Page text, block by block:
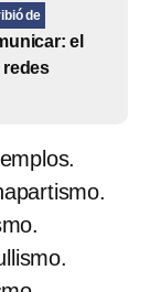
de
el
redes